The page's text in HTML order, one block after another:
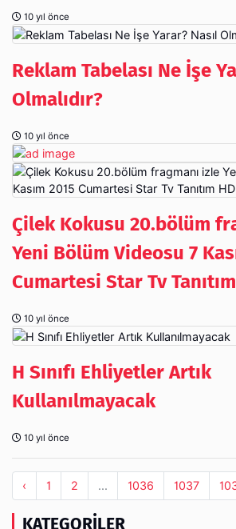
10 yıl önce
Reklam Tabelası Ne İşe
Olmalıdır?
10 yıl önce
Çilek Kokusu 20.bölüm
Yeni Bölüm Videosu 7
Cumartesi Star Tv
10 yıl önce
H Sınıfı Ehliyetler Artık
Kullanılmayacak
10 yıl önce
‹ 1 2 ... 1036 1037
KATEGORILER